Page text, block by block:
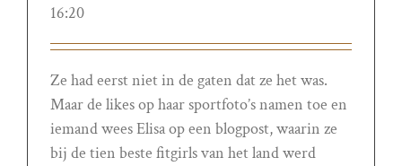
16:20
Ze had eerst niet in de gaten dat ze het was.
Maar de likes op haar sportfoto’s namen toe en
iemand wees Elisa op een blogpost, waarin ze
bij de tien beste fitgirls van het land werd